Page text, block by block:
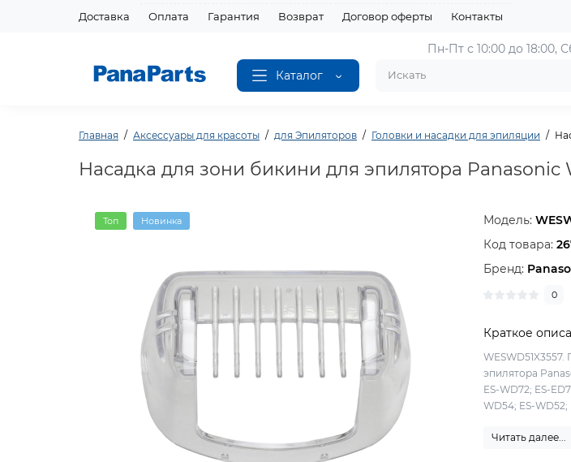
Доставка Оплата Гарантия Возврат Договор оферты Контакты
Каталог
Пн-Пт с 10:00 до 18:00,
Главная Аксессуары для красоты для Эпиляторов Головки и насадки для эпиляции
Насадка для зони бикини для эпилятора Panasonic
Топ Новинка Модель:
Код товара:
Бренд:
0
Краткое
эпилятора
ES-WD72; ES-
WD54; ES-WD52;
Читать далее...